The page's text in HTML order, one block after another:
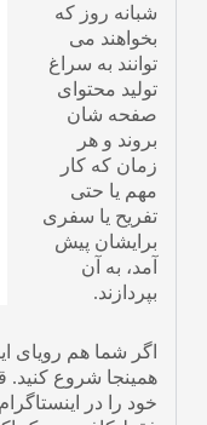
شبانه روز که
بخواهند می
توانند به سراغ
تولید محتوای
صفحه شان
بروند و هر
زمان که کار
مهم یا حتی
تفریح یا سفری
برایشان پیش
آمد، به آن
بپردازند.
اگر شما هم رویای
همینجا شروع
خود را در